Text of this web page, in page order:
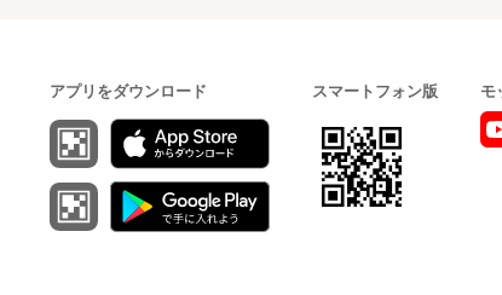
アプリをダウンロード スマートフォン版 モ